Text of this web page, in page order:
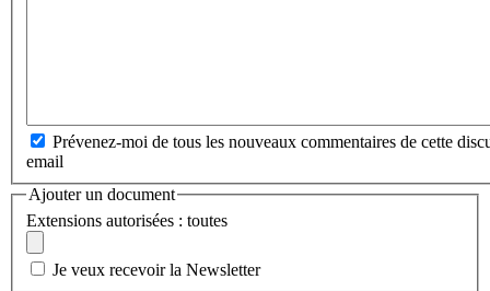
Prévenez-moi de tous les nouveaux commentaires de cette
email
Ajouter un document
Extensions autorisées : toutes
Je veux recevoir la Newsletter